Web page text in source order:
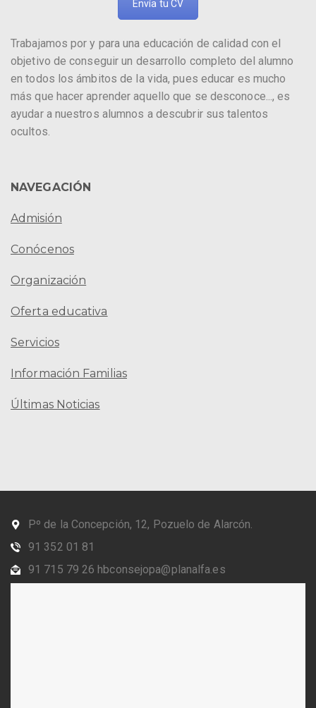
Envía tu CV
Trabajamos por y para una educación de calidad con el
objetivo de conseguir un desarrollo completo del alumno
en todos los ámbitos de la vida, pues educar es mucho
más que hacer aprender aquello que se desconoce..., es
ayudar a nuestros alumnos a descubrir sus talentos
ocultos.
NAVEGACIÓN
Admisión
Conócenos
Organización
Oferta educativa
Servicios
Información Familias
Últimas Noticias
Pº de la Concepción, 12, Pozuelo de Alarcón.
91 352 01 81
91 715 79 26 hbconsejopa@planalfa.es